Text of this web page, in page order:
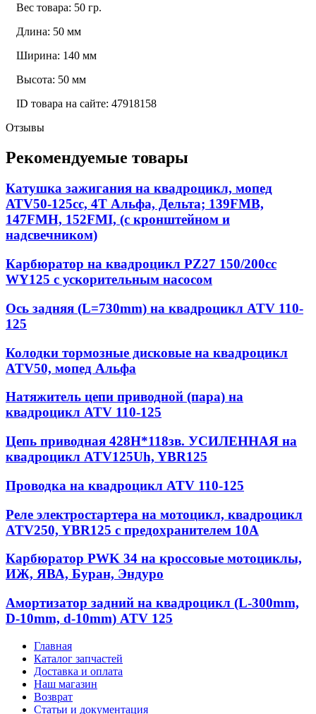
Вес товара: 50 гр.
Длина: 50 мм
Ширина: 140 мм
Высота: 50 мм
ID товара на сайте: 47918158
Отзывы
Рекомендуемые товары
Катушка зажигания на квадроцикл, мопед
АТV50-125сс, 4Т Альфа, Дельта; 139FMB,
147FMH, 152FMI, (с кронштейном и
надсвечником)
Карбюратор на квадроцикл PZ27 150/200сс
WY125 с ускорительным насосом
Ось задняя (L=730mm) на квадроцикл ATV 110-
125
Колодки тормозные дисковые на квадроцикл
ATV50, мопед Альфа
Натяжитель цепи приводной (пара) на
квадроцикл ATV 110-125
Цепь приводная 428Н*118зв. УСИЛЕННАЯ на
квадроцикл ATV125Uh, YBR125
Проводка на квадроцикл ATV 110-125
Реле электростартера на мотоцикл, квадроцикл
ATV250, YBR125 с предохранителем 10А
Карбюратор PWK 34 на кроссовые мотоциклы,
ИЖ, ЯВА, Буран, Эндуро
Амортизатор задний на квадроцикл (L-300mm,
D-10mm, d-10mm) ATV 125
Главная
Каталог запчастей
Доставка и оплата
Наш магазин
Возврат
Статьи и документация